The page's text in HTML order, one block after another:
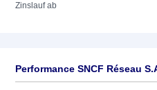
Zinslauf ab
Performance SNCF Réseau